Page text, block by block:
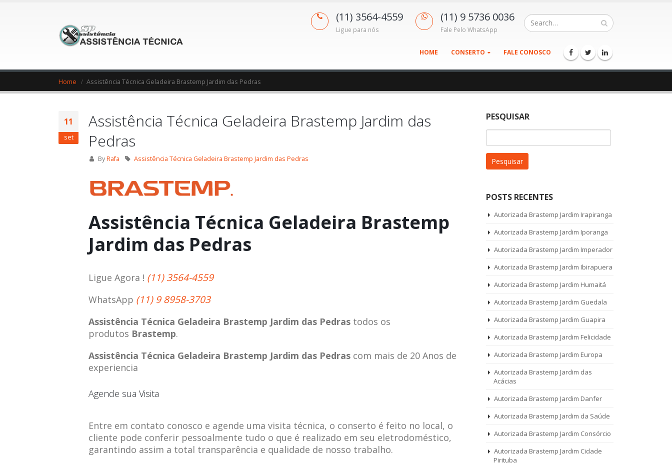
(11) 3564-4559
Ligue para nós
(11) 9 5736 0036
Fale Pelo WhatsApp
HOME CONSERTO FALE CONOSCO
Home Assistência Técnica Geladeira Brastemp Jardim das Pedras
11
set
Assistência Técnica Geladeira Brastemp Jardim das
Pedras
ByRafa Assistência Técnica Geladeira Brastemp Jardim das Pedras
Assistência Técnica Geladeira Brastemp
Jardim das Pedras
Ligue Agora ! (11) 3564-4559
WhatsApp (11) 9 8958-3703
Assistência Técnica Geladeira Brastemp Jardim das Pedras todos os
produtos Brastemp.
Assistência Técnica Geladeira Brastemp Jardim das Pedras com mais de 20 Anos de
experiencia
Agende sua Visita
Entre em contato conosco e agende uma visita técnica, o conserto é feito no local, o
cliente pode conferir pessoalmente tudo o que é realizado em seu eletrodoméstico,
garantindo assim a total transparência e qualidade de nosso trabalho.
PESQUISAR
por:
POSTS RECENTES
Autorizada Brastemp Jardim Irapiranga
Autorizada Brastemp Jardim Iporanga
Autorizada Brastemp Jardim Imperador
Autorizada Brastemp Jardim Ibirapuera
Autorizada Brastemp Jardim Humaitá
Autorizada Brastemp Jardim Guedala
Autorizada Brastemp Jardim Guapira
Autorizada Brastemp Jardim Felicidade
Autorizada Brastemp Jardim Europa
Autorizada Brastemp Jardim das
Acácias
Autorizada Brastemp Jardim Danfer
Autorizada Brastemp Jardim da Saúde
Autorizada Brastemp Jardim Consórcio
Autorizada Brastemp Jardim Cidade
Pirituba